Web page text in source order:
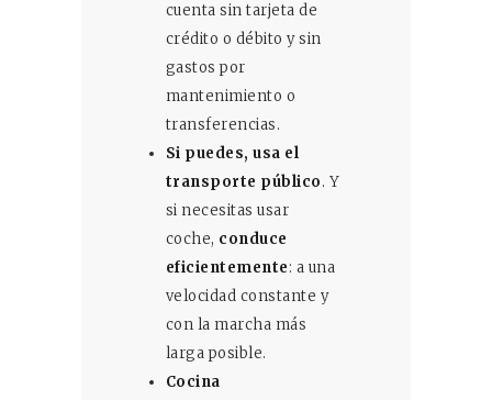
cuenta sin tarjeta de
crédito o débito y sin
gastos por
mantenimiento o
transferencias.
Si puedes, usa el
transporte público. Y
si necesitas usar
coche, conduce
eficientemente: a una
velocidad constante y
con la marcha más
larga posible.
Cocina